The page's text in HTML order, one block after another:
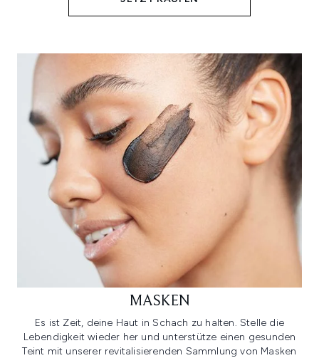
MASKEN
Es ist Zeit, deine Haut in Schach zu halten. Stelle die
Lebendigkeit wieder her und unterstütze einen gesunden
Teint mit unserer revitalisierenden Sammlung von Masken